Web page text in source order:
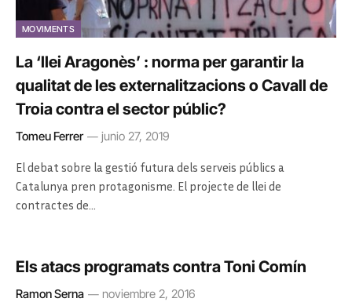
MOVIMENTS
La ‘llei Aragonès’ : norma per garantir la
qualitat de les externalitzacions o Cavall de
Troia contra el sector públic?
Tomeu Ferrer junio 27, 2019
El debat sobre la gestió futura dels serveis públics a
Catalunya pren protagonisme. El projecte de llei de
contractes de…
Els atacs programats contra Toni Comín
Ramon Serna noviembre 2, 2016